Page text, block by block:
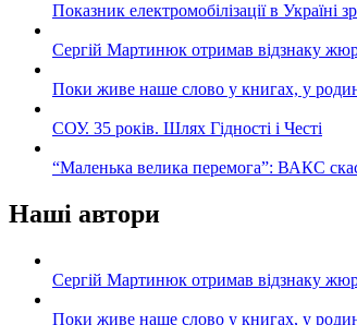
Показник електромобілізації в Україні
Сергій Мартинюк отримав відзнаку
Поки живе наше слово у книгах, у
СОУ. 35 років. Шлях Гідності і Честі
“Маленька велика перемога”: ВАКС
Наші автори
Сергій Мартинюк отримав відзнаку
Поки живе наше слово у книгах, у